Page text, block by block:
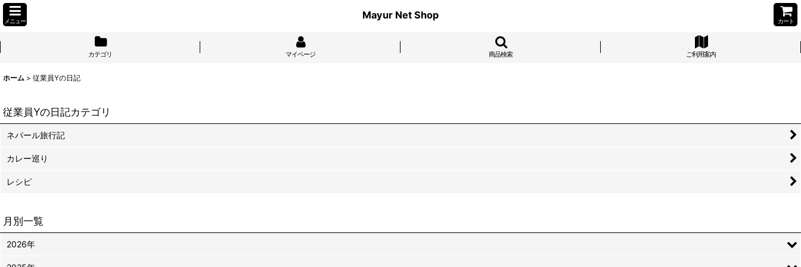
メニュー
Mayur Net Shop
カート
カテゴリ マイページ 商品検索 ご利用案内
ホーム > 従業員Yの日記
従業員Yの日記カテゴリ
ネパール旅行記
カレー巡り
レシピ
月別一覧
2026年